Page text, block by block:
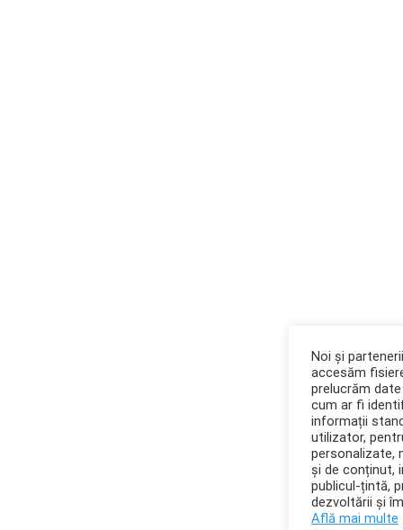
Noi și
accesăm
prelucrăm
cum ar fi
informații
utilizator,
personalizate,
și de conținut,
publicul-țintă,
dezvoltării și
Află mai multe